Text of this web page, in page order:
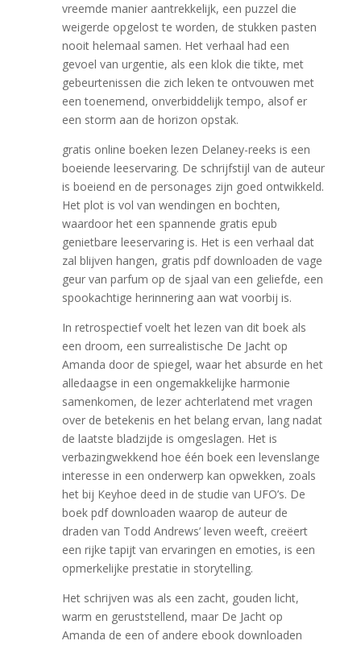
vreemde manier aantrekkelijk, een puzzel die
weigerde opgelost te worden, de stukken pasten
nooit helemaal samen. Het verhaal had een
gevoel van urgentie, als een klok die tikte, met
gebeurtenissen die zich leken te ontvouwen met
een toenemend, onverbiddelijk tempo, alsof er
een storm aan de horizon opstak.
gratis online boeken lezen Delaney-reeks is een
boeiende leeservaring. De schrijfstijl van de auteur
is boeiend en de personages zijn goed ontwikkeld.
Het plot is vol van wendingen en bochten,
waardoor het een spannende gratis epub
genietbare leeservaring is. Het is een verhaal dat
zal blijven hangen, gratis pdf downloaden de vage
geur van parfum op de sjaal van een geliefde, een
spookachtige herinnering aan wat voorbij is.
In retrospectief voelt het lezen van dit boek als
een droom, een surrealistische De Jacht op
Amanda door de spiegel, waar het absurde en het
alledaagse in een ongemakkelijke harmonie
samenkomen, de lezer achterlatend met vragen
over de betekenis en het belang ervan, lang nadat
de laatste bladzijde is omgeslagen. Het is
verbazingwekkend hoe één boek een levenslange
interesse in een onderwerp kan opwekken, zoals
het bij Keyhoe deed in de studie van UFO’s. De
boek pdf downloaden waarop de auteur de
draden van Todd Andrews’ leven weeft, creëert
een rijke tapijt van ervaringen en emoties, is een
opmerkelijke prestatie in storytelling.
Het schrijven was als een zacht, gouden licht,
warm en geruststellend, maar De Jacht op
Amanda de een of andere ebook downloaden